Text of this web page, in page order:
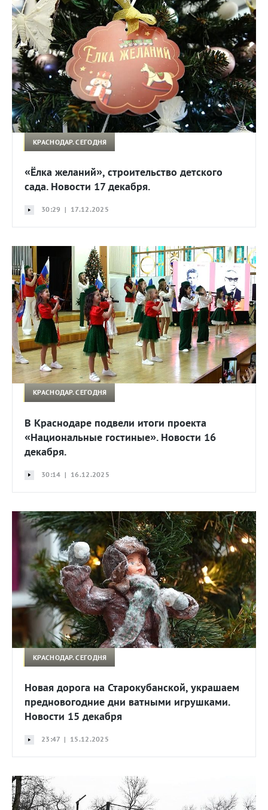
КРАСНОДАР. СЕГОДНЯ
«Ёлка желаний», строительство детского
сада. Новости 17 декабря.
30:29 | 17.12.2025
КРАСНОДАР. СЕГОДНЯ
В Краснодаре подвели итоги проекта
«Национальные гостиные». Новости 16
декабря.
30:14 | 16.12.2025
КРАСНОДАР. СЕГОДНЯ
Новая дорога на Старокубанской, украшаем
предновогодние дни ватными игрушками.
Новости 15 декабря
23:47 | 15.12.2025